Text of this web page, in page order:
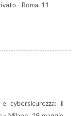
- Roma, 11
cybersicurezza: il